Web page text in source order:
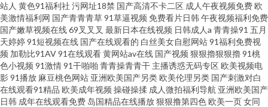
站人 黄色91福利社 污网址18禁 国产高清不卡二区 成人午夜视频免费欧
美激情福利网 国产青青青草91草逼视频 免费看片日韩午夜视频福利免费
国产嫩草视频在线69叉叉叉 最新日本在线视频 日韩成人a 青青操91 五月
天婷婷91短视频在线 国产在线观看的 白丝美女自慰网站91福利免费视
频 加勒比91AV91在线观看黄网站av在线 国产视频 狠狠擼狠狠擼91桃
色小视频 91激情91干啪啪 青青操青青干 主播诱惑无码专区欧美视频电
影91播放 麻豆桃色网站 亚洲欧美国产另类欧美伦理另类 国产刺激对白
在线观看91精品 欧美成年视频 操碰操揉 成人微拍福利导航 亚洲欧美国产
日韩 成年在线观看免费 岛国精品在线播放狠狠撸第四色欧美一页女同